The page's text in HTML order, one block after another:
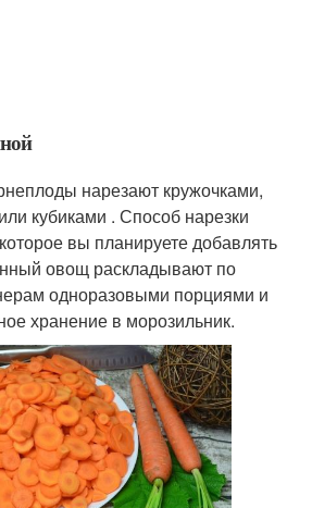
нарезают кружочками,
кубиками . Способ нарезки
вы планируете добавлять
овощ раскладывают по
одноразовыми порциями и
хранение в морозильник.